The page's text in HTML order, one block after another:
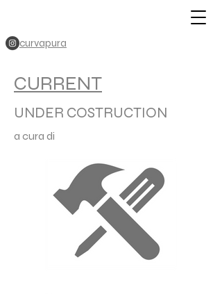
curvapura
CURRENT
UNDER COSTRUCTION
a cura di